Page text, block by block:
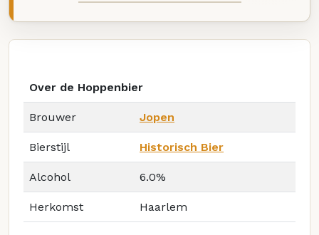
Over de Hoppenbier
Brouwer Jopen
Bierstijl Historisch Bier
Alcohol 6.0%
Herkomst Haarlem